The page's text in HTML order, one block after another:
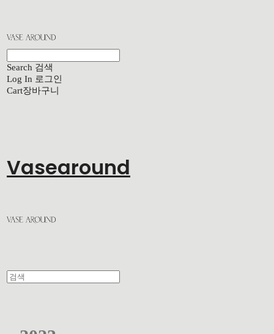
Search 검색
Log In 로그인
Cart장바구니
Vasearound